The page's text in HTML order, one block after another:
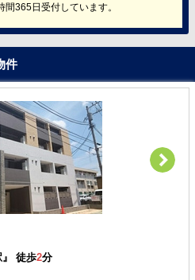
365日受付しています。
件
徒歩2分